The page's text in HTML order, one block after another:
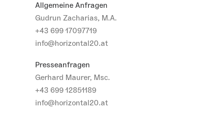
Allgemeine Anfragen
Gudrun Zacharias, M.A.
+43 699 17097719
info@horizontal20.at
Presseanfragen
Gerhard Maurer, Msc.
+43 699 12851189
info@horizontal20.at